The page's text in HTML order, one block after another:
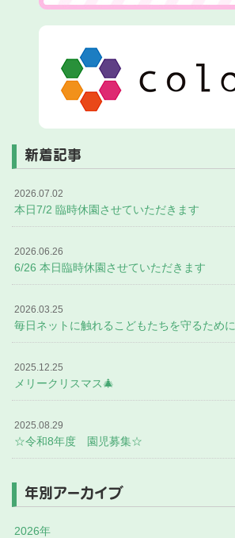
新着記事
2026.07.02
本日7/2 臨時休園させていただきます
2026.06.26
6/26 本日臨時休園させていただきます
2026.03.25
毎日ネットに触れるこどもたちを守るために
2025.12.25
メリークリスマス🎄
2025.08.29
☆令和8年度 園児募集☆
年別アーカイブ
2026年